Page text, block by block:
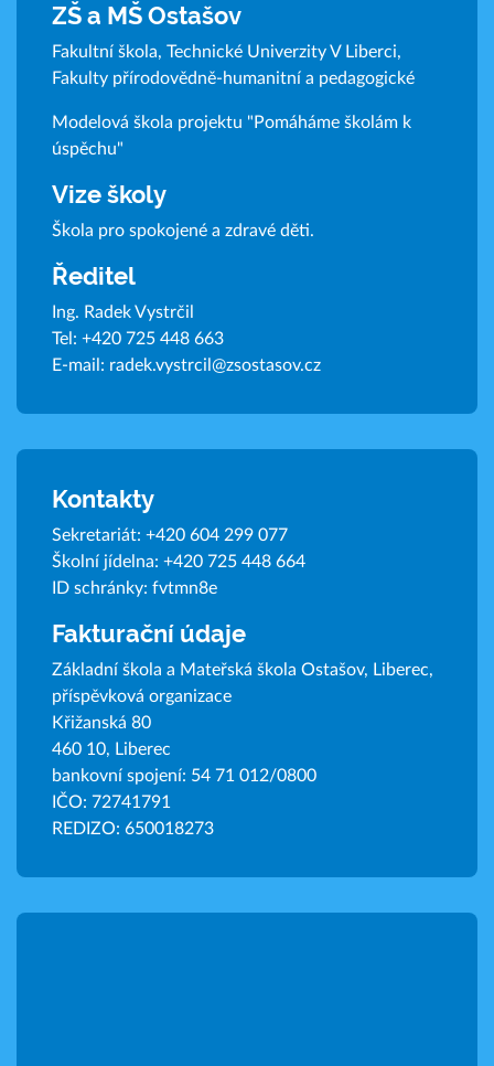
ZŠ a MŠ Ostašov
Fakultní škola, Technické Univerzity V Liberci,
Fakulty přírodovědně-humanitní a pedagogické
Modelová škola projektu "Pomáháme školám k
úspěchu"
Vize školy
Škola pro spokojené a zdravé děti.
Ředitel
Ing. Radek Vystrčil
Tel: +420 725 448 663
E-mail: radek.vystrcil@zsostasov.cz
Kontakty
Sekretariát: +420 604 299 077
Školní jídelna: +420 725 448 664
ID schránky: fvtmn8e
Fakturační údaje
Základní škola a Mateřská škola Ostašov, Liberec,
příspěvková organizace
Křižanská 80
460 10, Liberec
bankovní spojení: 54 71 012/0800
IČO: 72741791
REDIZO: 650018273